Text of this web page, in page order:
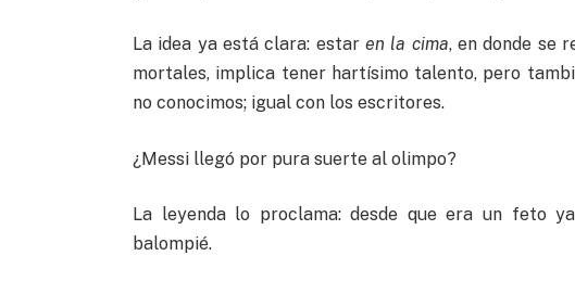
La idea ya está clara: estar en la cima, en donde se
mortales, implica tener hartísimo talento, pero
no conocimos; igual con los escritores.
¿Messi llegó por pura suerte al olimpo?
La leyenda lo proclama: desde que era un feto
balompié.